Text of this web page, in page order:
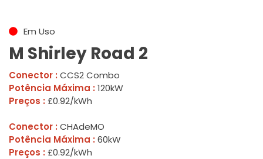
Em Uso
M Shirley Road 2
Conector : CCS2 Combo
Potência Máxima : 120kW
Preços : £0.92/kWh
Conector : CHAdeMO
Potência Máxima : 60kW
Preços : £0.92/kWh